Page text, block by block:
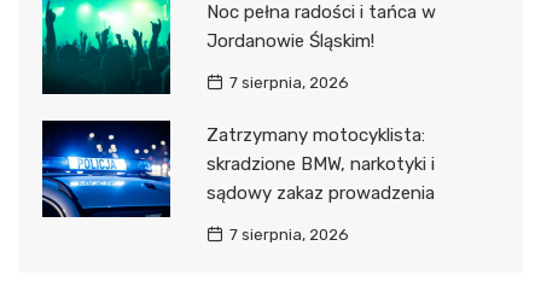
Noc pełna radości i tańca w
Jordanowie Śląskim!
7 sierpnia, 2026
Zatrzymany motocyklista:
skradzione BMW, narkotyki i
sądowy zakaz prowadzenia
7 sierpnia, 2026